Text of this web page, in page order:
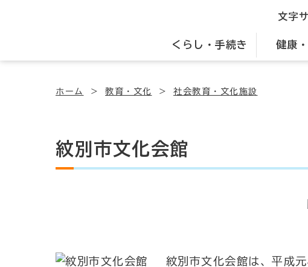
くらし・手続き 健康
文字
ホーム 教育・文化 社会教育・文化施設
紋別市文化会館
紋別市文化会館は、平成